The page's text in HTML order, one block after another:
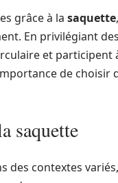
grâce à la saquette
En privilégiant
et participent
de choisir
saquette
des contextes